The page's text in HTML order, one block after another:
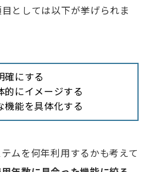
としては以下が挙げられま
確にする
的にイメージする
機能を具体化する
ムを何年利用するかも考えて